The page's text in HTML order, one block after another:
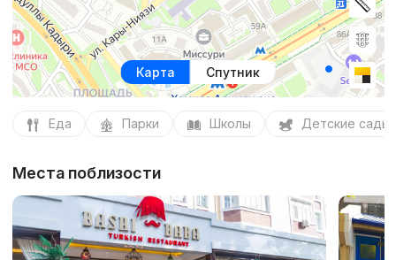
Карта Спутник
Еда Парки Школы Детские сады
Места поблизости